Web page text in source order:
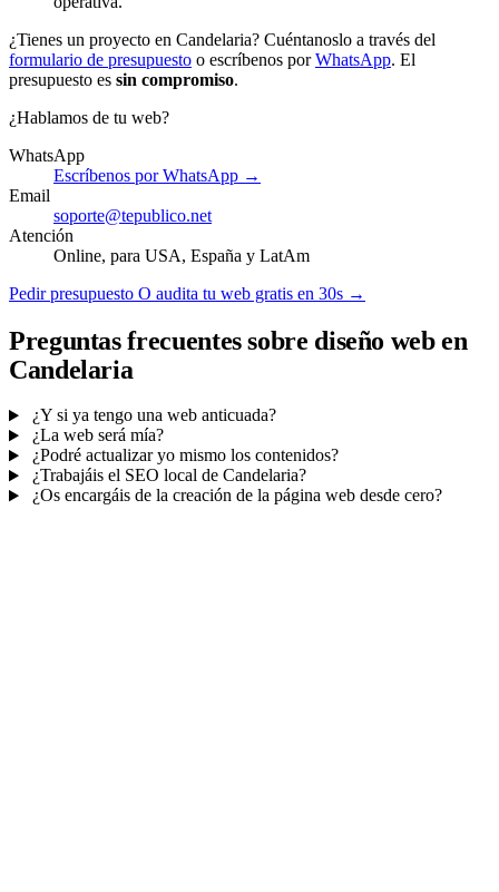
¿Tienes un proyecto en Candelaria? Cuéntanoslo a través del
formulario de presupuesto o escríbenos porWhatsApp. El
presupuesto es sin compromiso.
¿Hablamos de tu web?
WhatsApp
Escríbenos por WhatsApp →
Email
soporte@tepublico.net
Atención
Online, para USA, España y LatAm
Pedir presupuesto O audita tu web gratis en 30s →
Preguntas frecuentes sobre diseño web en
Candelaria
¿Y si ya tengo una web anticuada?
¿La web será mía?
¿Podré actualizar yo mismo los contenidos?
¿Trabajáis el SEO local de Candelaria?
¿Os encargáis de la creación de la página web desde cero?